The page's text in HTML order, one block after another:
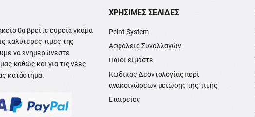
θα βρείτε ευρεία γκάμα
καλύτερες τιμές της
να ενημερώνεστε
καθώς και για τις νέες
κατάστημα.
XΡΉΣΙΜΕΣ ΣΕΛΊΔΕΣ
Point System
Ασφάλεια Συναλλαγών
Ποιοι είμαστε
Κώδικας Δεοντολογίας περί
ανακοινώσεων μείωσης της τιμής
Εταιρείες